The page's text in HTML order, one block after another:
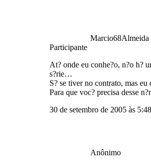
Marcio68Almeida
Participante
At? onde eu conhe?o, n?o h?
s?rie…
S? se tiver no contrato, mas
Para que voc? precisa desse
30 de setembro de 2005 às
Anônimo